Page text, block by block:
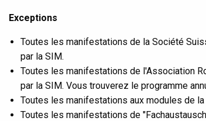
Exceptions
Toutes les manifestations de la Société
par la SIM.
Toutes les manifestations de l'Association
par la SIM. Vous trouverez le programme
Toutes les manifestations aux modules de
Toutes les manifestations de